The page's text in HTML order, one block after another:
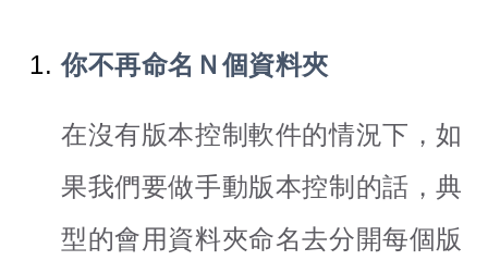
你不再命名Ｎ個資料夾
在沒有版本控制軟件的情況下，如
果我們要做手動版本控制的話，典
型的會用資料夾命名去分開每個版